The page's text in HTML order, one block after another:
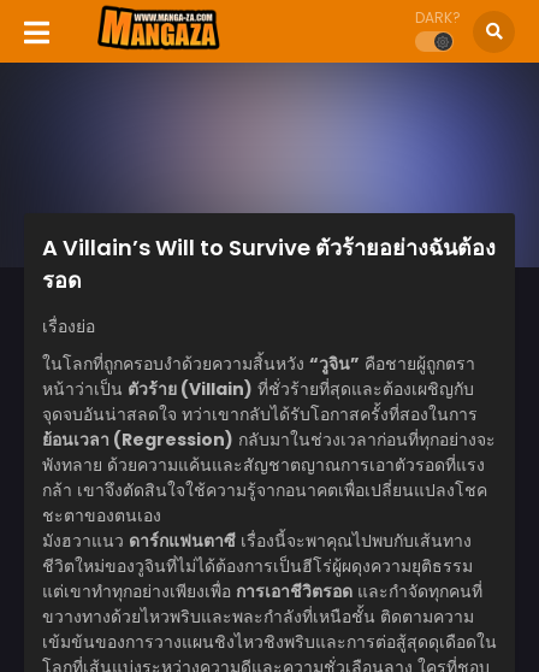
DARK?
A Villain’s Will to Survive ตัวร้ายอย่างฉันต้อง
รอด
เรื่องย่อ
ในโลกที่ถูกครอบงำด้วยความสิ้นหวัง “วูจิน” คือชายผู้ถูกตรา
หน้าว่าเป็น ตัวร้าย (Villain) ที่ชั่วร้ายที่สุดและต้องเผชิญกับ
จุดจบอันน่าสลดใจ ทว่าเขากลับได้รับโอกาสครั้งที่สองในการ
ย้อนเวลา (Regression) กลับมาในช่วงเวลาก่อนที่ทุกอย่างจะ
พังทลาย ด้วยความแค้นและสัญชาตญาณการเอาตัวรอดที่แรง
กล้า เขาจึงตัดสินใจใช้ความรู้จากอนาคตเพื่อเปลี่ยนแปลงโชค
ชะตาของตนเอง
มังฮวาแนว ดาร์กแฟนตาซี เรื่องนี้จะพาคุณไปพบกับเส้นทาง
ชีวิตใหม่ของวูจินที่ไม่ได้ต้องการเป็นฮีโร่ผู้ผดุงความยุติธรรม
แต่เขาทำทุกอย่างเพียงเพื่อ การเอาชีวิตรอด และกำจัดทุกคนที่
ขวางทางด้วยไหวพริบและพละกำลังที่เหนือชั้น ติดตามความ
เข้มข้นของการวางแผนชิงไหวชิงพริบและการต่อสู้สุดดุเดือดใน
โลกที่เส้นแบ่งระหว่างความดีและความชั่วเลือนลาง ใครที่ชอบ